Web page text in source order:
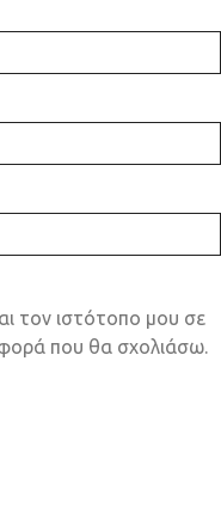
τον ιστότοπο μου σε
που θα σχολιάσω.